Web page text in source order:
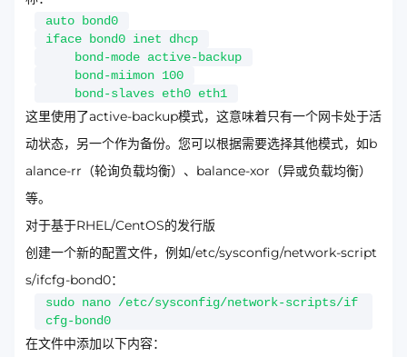
auto bond0
iface bond0 inet dhcp
bond-mode active-backup
bond-miimon 100
bond-slaves eth0 eth1
这里使用了active-backup模式，这意味着只有一个网卡处于活
动状态，另一个作为备份。您可以根据需要选择其他模式，如b
alance-rr（轮询负载均衡）、balance-xor（异或负载均衡）
等。
对于基于RHEL/CentOS的发行版
创建一个新的配置文件，例如/etc/sysconfig/network-script
s/ifcfg-bond0：
sudo nano /etc/sysconfig/network-scripts/if
cfg-bond0
在文件中添加以下内容：